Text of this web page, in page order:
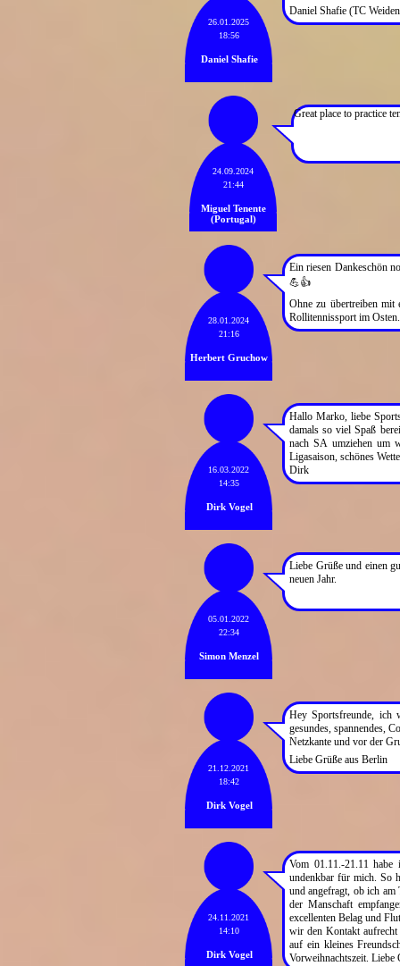
26.01.2025
18:56
Daniel Shafie
Daniel Shafie (TC
24.09.2024
21:44
Miguel Tenente
(Portugal)
Great place to practice
28.01.2024
21:16
Herbert Gruchow
Ein riesen Dankeschön
💪👍
Ohne zu übertreiben
Rollitennissport im
16.03.2022
14:35
Dirk Vogel
Hallo Marko, liebe
damals so viel Spaß
nach SA umziehen um
Ligasaison, schönes
Dirk
05.01.2022
22:34
Simon Menzel
Liebe Grüße und einen
neuen Jahr.
21.12.2021
18:42
Dirk Vogel
Hey Sportsfreunde, ich
gesundes, spannendes,
Netzkante und vor der
Liebe Grüße aus Berlin
24.11.2021
14:10
Dirk Vogel
Vom 01.11.-21.11
undenkbar für mich. So
und angefragt, ob ich
der Manschaft
excellenten Belag und
wir den Kontakt
auf ein kleines
Vorweihnachtszeit.